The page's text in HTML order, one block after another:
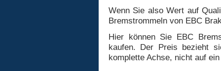
Wenn Sie also Wert auf
Bremstrommeln von EBC
Hier können Sie EBC
kaufen. Der Preis bezieht
komplette Achse, nicht auf